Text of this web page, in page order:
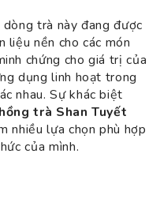
trà này đang được
liệu nền cho các món
chứng cho giá trị của
dụng linh hoạt trong
nhau. Sự khác biệt
trà Shan Tuyết
nhiều lựa chọn phù hợp
của mình.